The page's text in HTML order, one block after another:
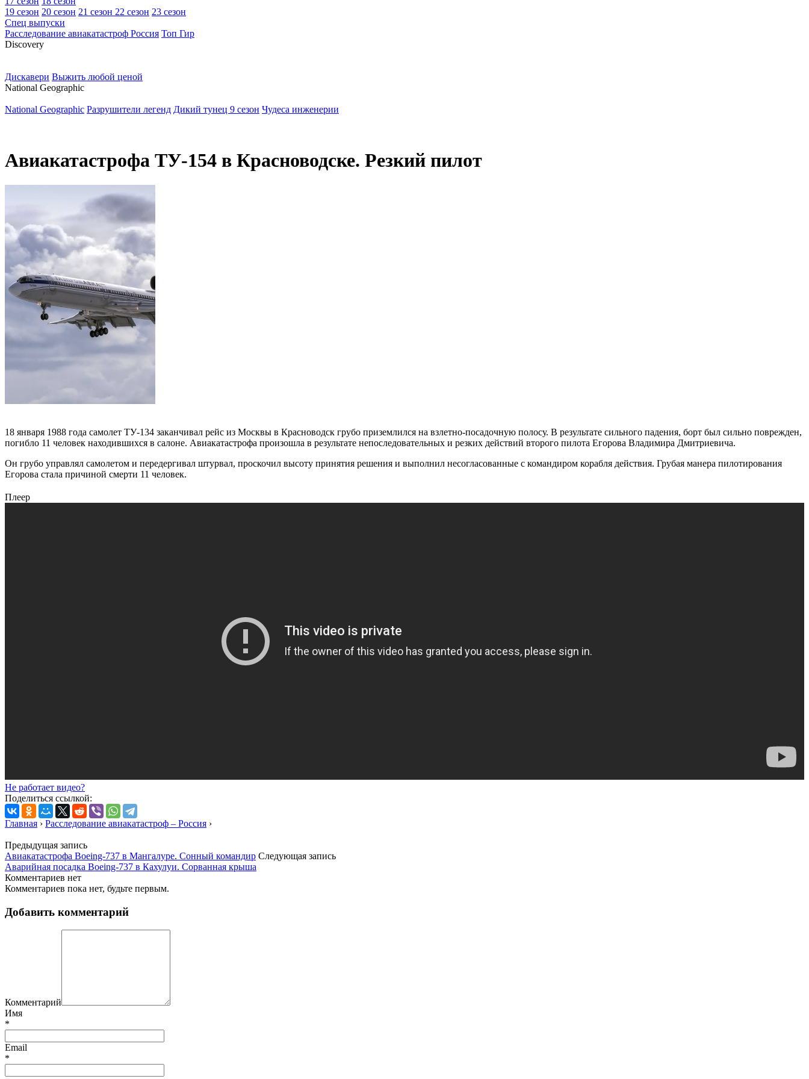
19 сезон 20 сезон 21 сезон 22 сезон 23 сезон
Спец выпуски
Расследование авиакатастроф Россия Топ Гир
Discovery
Дискавери Выжить любой ценой
National Geographic
National Geographic Разрушители легенд Дикий тунец 9 сезон Чудеса инженерии
Авиакатастрофа ТУ-154 в Красноводске. Резкий пилот
18 января 1988 года самолет ТУ-134 заканчивал рейс из Москвы в Красноводск грубо приземлился на взлетно-посадочную полосу. В результате сильного падения, борт был сильно поврежден,
погибло 11 человек находившихся в салоне. Авиакатастрофа произошла в результате непоследовательных и резких действий второго пилота Егорова Владимира Дмитриевича.
Он грубо управлял самолетом и передергивал штурвал, проскочил высоту принятия решения и выполнил несогласованные с командиром корабля действия. Грубая манера пилотирования
Егорова стала причиной смерти 11 человек.
Плеер
Не работает видео?
Поделиться ссылкой:
Главная › Расследование авиакатастроф – Россия ›
Предыдущая запись
Авиакатастрофа Boeing-737 в Мангалуре. Сонный командир Следующая запись
Аварийная посадка Boeing-737 в Кахулуи. Сорванная крыша
Комментариев нет
Комментариев пока нет, будьте первым.
Добавить комментарий
Комментарий
Имя
*
Email
*